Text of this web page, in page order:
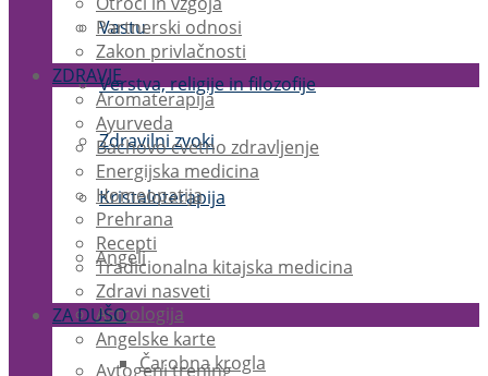
Vastu
Verstva, religije in filozofije
Zdravilni zvoki
Kristaloterapija
Angeli
Astrologija
Avtogeni trening
Partnerski odnosi
Zakon privlačnosti
ZDRAVJE
Aromaterapija
Ayurveda
Bachovo cvetno zdravljenje
Energijska medicina
Homeopatija
Prehrana
Recepti
Tradicionalna kitajska medicina
Zdravi nasveti
ZA DUŠO
Angelske karte
Čarobna krogla